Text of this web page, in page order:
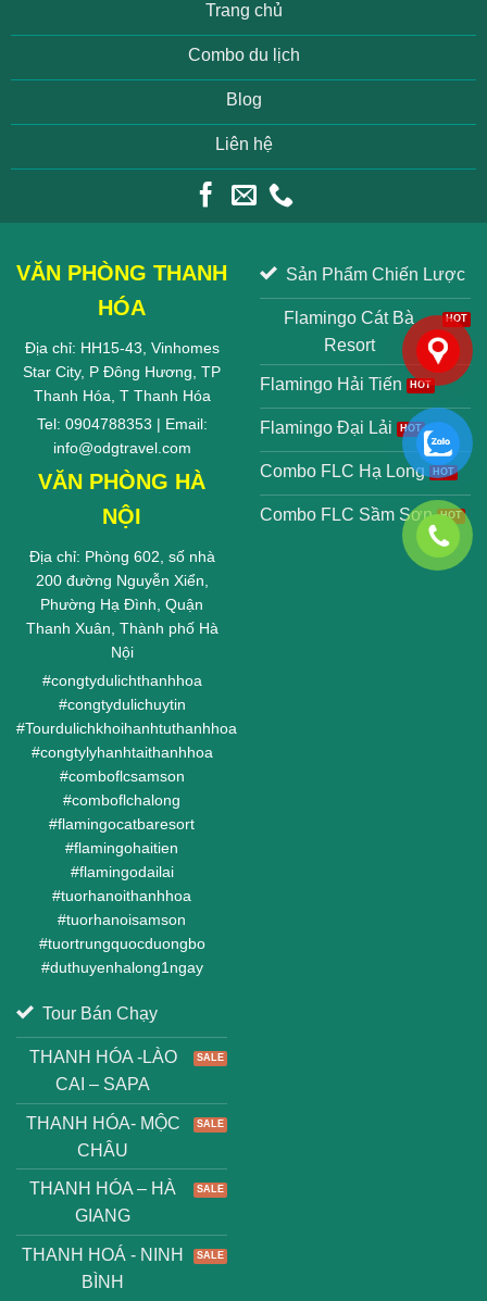
Trang chủ
Combo du lịch
Blog
Liên hệ
VĂN PHÒNG THANH
HÓA
Địa chỉ: HH15-43, Vinhomes
Star City, P Đông Hương, TP
Thanh Hóa, T Thanh Hóa
Tel: 0904788353 | Email:
info@odgtravel.com
VĂN PHÒNG HÀ
NỘI
Địa chỉ: Phòng 602, số nhà
200 đường Nguyễn Xiển,
Phường Hạ Đình, Quận
Thanh Xuân, Thành phố Hà
Nội
#congtydulichthanhhoa
#congtydulichuytin
#Tourdulichkhoihanhtuthanhhoa
#congtylyhanhtaithanhhoa
#comboflcsamson
#comboflchalong
#flamingocatbaresort
#flamingohaitien
#flamingodailai
#tuorhanoithanhhoa
#tuorhanoisamson
#tuortrungquocduongbo
#duthuyenhalong1ngay
Sản Phẩm Chiến Lược
Flamingo Cát Bà
Resort
Flamingo Hải Tiến
Flamingo Đại Lải
Combo FLC Hạ Long
Combo FLC Sầm Sơn
Tour Bán Chạy
THANH HÓA -LÀO
CAI – SAPA
THANH HÓA- MỘC
CHÂU
THANH HÓA – HÀ
GIANG
THANH HOÁ - NINH
BÌNH